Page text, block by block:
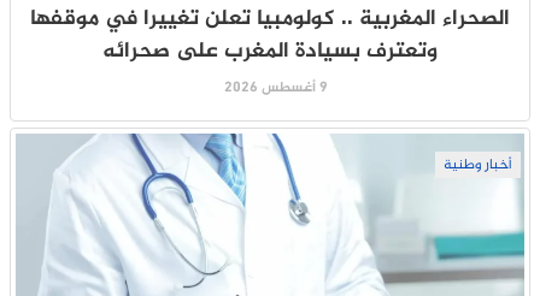
الصحراء المغربية .. كولومبيا تعلن تغييرا في موقفها
وتعترف بسيادة المغرب على صحرائه
9 أغسطس 2026
أخبار وطنية